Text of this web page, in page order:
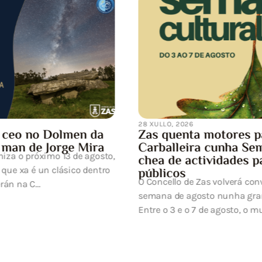
para a
Semana Cultural
para todos os
converter a primeira
Notificación de
programada da
eléctrica
UFD Informa: Estimado/a
efectuar los trabajos de
desarrollo de la red eléctrica